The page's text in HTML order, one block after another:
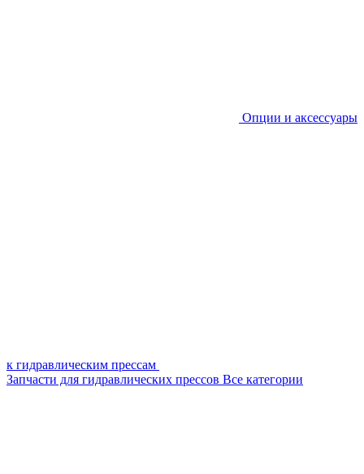
Опции и аксессуары
к гидравлическим прессам
Запчасти для гидравлических прессов Все категории